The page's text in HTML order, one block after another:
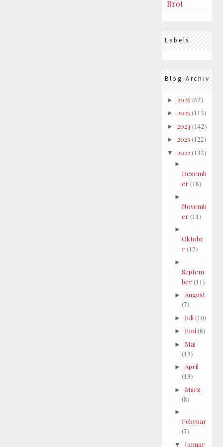
Brot
Labels
Blog-Archiv
► 2026 (62)
► 2025 (113)
► 2024(142)
► 2023 (122)
▼ 2022(132)
►
Dezemb
er(18)
►
Novemb
er(11)
►
Oktobe
r(12)
►
Septem
ber(11)
►August
(7)
► Juli (10)
► Juni (8)
► Mai
(13)
►April
(13)
► März
(8)
►
Februar
(7)
▼ Januar